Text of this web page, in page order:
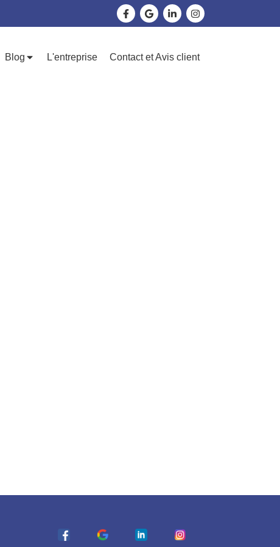
Blog L'entreprise Contact et Avis client